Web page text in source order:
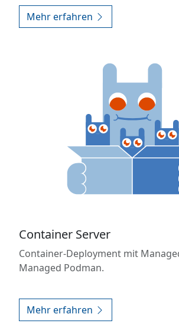
Mehr erfahren
Container Server
Container-Deployment mit
Managed Podman.
Mehr erfahren